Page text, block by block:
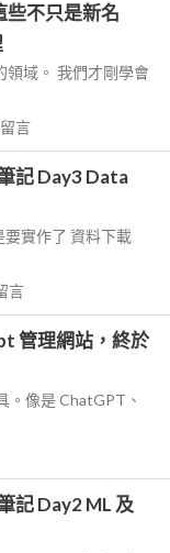
不只是新名
域。 我們才剛學會
言
記 Day3 Data
實作了 資料下載
言
管理網站，終於
。像是 ChatGPT、
記 Day2 ML 及